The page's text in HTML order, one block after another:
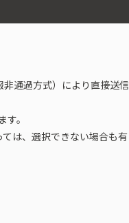
通過方式）により直接送信
。
は、選択できない場合も有